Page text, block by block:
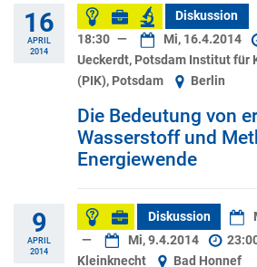
16
APRIL
2014
Diskussion
18:30 — Mi, 16.4.2014
Ueckerdt, Potsdam Institut für
(PIK), Potsdam
Berlin
Die Bedeutung von
Wasserstoff und
Energiewende
9
APRIL
2014
Diskussion
—
Mi, 9.4.2014
Kleinknecht
Bad Honnef